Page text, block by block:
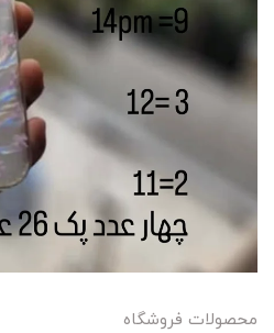
محصولات فروشگاه